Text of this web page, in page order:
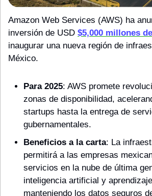
Amazon Web Services (AWS) ha
inversión de USD $5,000 millones
inaugurar una nueva región de
México.
Para 2025: AWS promete
zonas de disponibilidad,
startups hasta la entrega de
gubernamentales.
Beneficios a la carta: La
permitirá a las empresas
servicios en la nube de última
inteligencia artificial y
manteniendo los datos seguros